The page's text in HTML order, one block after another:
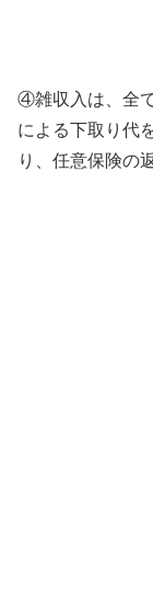
④雑収入は、全
による下取り代
り、任意保険の